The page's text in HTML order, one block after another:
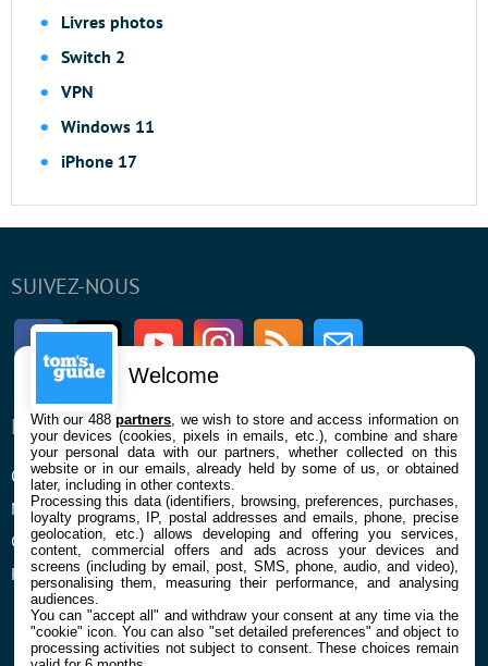
Livres photos
Switch 2
VPN
Windows 11
iPhone 17
SUIVEZ-NOUS
FacebookTwitter Youtube InstagramRSS Newsletter
ENTREPRISE
Qui sommes nous
Mentions légales et CGU
Confidentialité et Cookies
Préférences cookies
À PROPOS
La rédaction
Contact
Welcome
With our 488partners , we wish to store and access information on
your devices (cookies, pixels in emails, etc.), combine and share
your personal data with our partners, whether collected on this
website or in our emails, already held by some of us, or obtained
later, including in other contexts.
Processing this data (identifiers, browsing, preferences, purchases,
loyalty programs, IP, postal addresses and emails, phone, precise
geolocation, etc.) allows developing and offering you services,
content, commercial offers and ads across your devices and
screens (including by email, post, SMS, phone, audio, and video),
personalising them, measuring their performance, and analysing
audiences.
You can "accept all" and withdraw your consent at any time via the
"cookie" icon. You can also "set detailed preferences" and object to
processing activities not subject to consent. These choices remain